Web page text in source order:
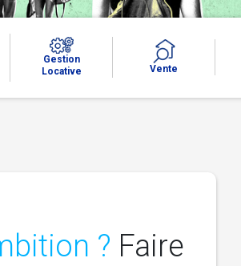
Gestion
Locative
Vente
? Faire